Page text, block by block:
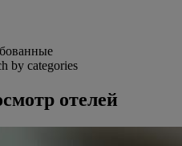
by categories
отелей